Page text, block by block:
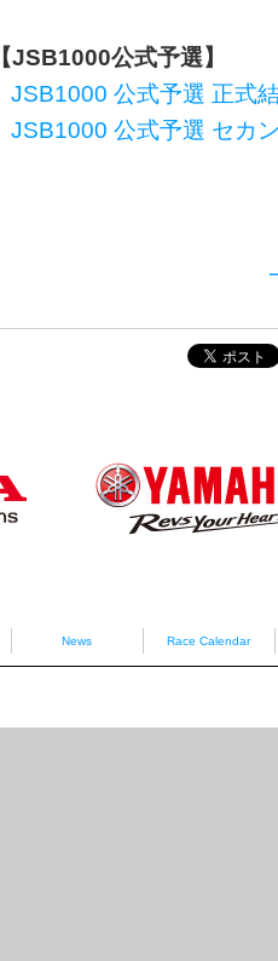
【JSB1000公式予選】
JSB1000 公式予選 正式
JSB1000 公式予選 セカ
News Race Calendar